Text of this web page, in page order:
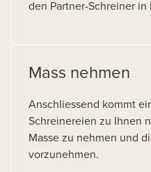
den Partner-Schreiner in
Mass nehmen
Anschliessend kommt
Schreinereien zu Ihnen
Masse zu nehmen und
vorzunehmen.